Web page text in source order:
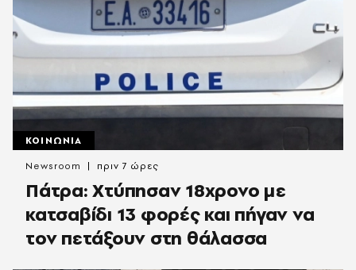
ΚΟΙΝΩΝΙΑ
Πάτρα: Χτύπησαν 18χρονο με
κατσαβίδι 13 φορές και πήγαν να
τον πετάξουν στη θάλασσα
Newsroom πριν 7 ώρες